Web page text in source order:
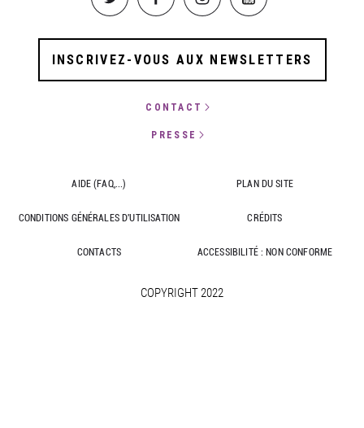
INSCRIVEZ-VOUS AUX NEWSLETTERS
CONTACT
PRESSE
AIDE (FAQ,...) PLAN DU SITE
CONDITIONS GÉNÉRALES D'UTILISATION CRÉDITS
CONTACTS ACCESSIBILITÉ : NON CONFORME
COPYRIGHT 2022